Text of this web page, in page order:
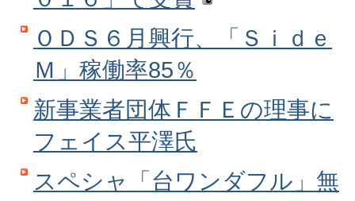
ＯＤＳ６月興行、「Ｓｉｄｅ
Ｍ」稼働率85％
新事業者団体ＦＦＥの理事に
フェイス平澤氏
スペシャ「台ワンダフル」無